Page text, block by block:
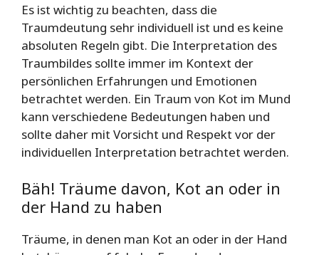
Es ist wichtig zu beachten, dass die
Traumdeutung sehr individuell ist und es keine
absoluten Regeln gibt. Die Interpretation des
Traumbildes sollte immer im Kontext der
persönlichen Erfahrungen und Emotionen
betrachtet werden. Ein Traum von Kot im Mund
kann verschiedene Bedeutungen haben und
sollte daher mit Vorsicht und Respekt vor der
individuellen Interpretation betrachtet werden.
Bäh! Träume davon, Kot an oder in
der Hand zu haben
Träume, in denen man Kot an oder in der Hand